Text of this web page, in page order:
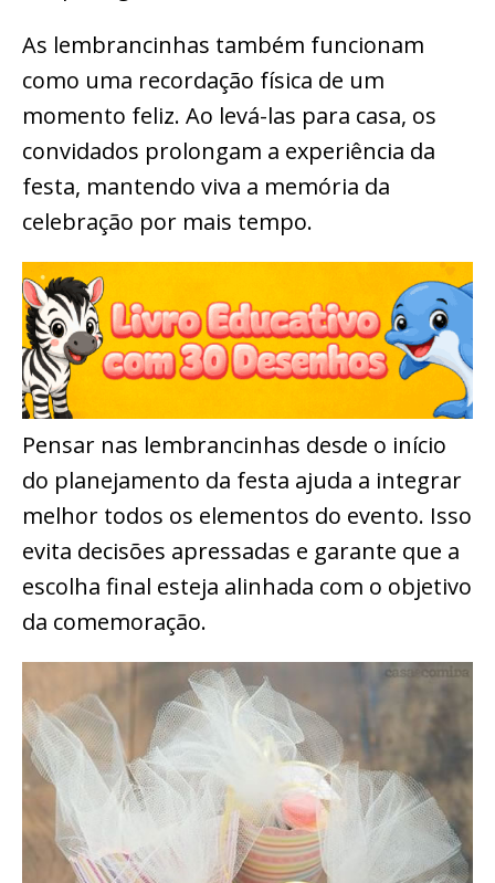
As lembrancinhas também funcionam
como uma recordação física de um
momento feliz. Ao levá-las para casa, os
convidados prolongam a experiência da
festa, mantendo viva a memória da
celebração por mais tempo.
Pensar nas lembrancinhas desde o início
do planejamento da festa ajuda a integrar
melhor todos os elementos do evento. Isso
evita decisões apressadas e garante que a
escolha final esteja alinhada com o objetivo
da comemoração.